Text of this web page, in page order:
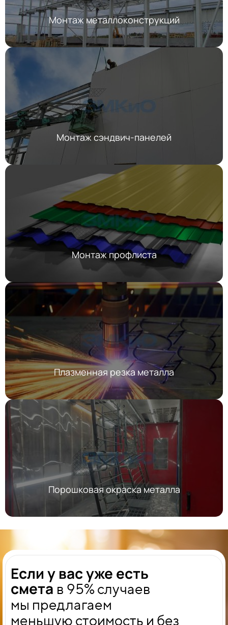
Монтаж металлоконструкций
Монтаж сэндвич-панелей
Монтаж профлиста
Плазменная резка металла
Порошковая окраска металла
Если у вас уже есть
смета в 95% случаев
мы предлагаем
меньшую стоимость и без